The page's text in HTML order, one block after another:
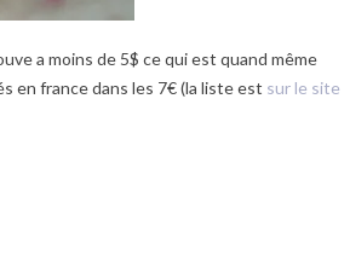
a moins de 5$ ce qui est quand même
en france dans les 7€ (la liste est sur le site